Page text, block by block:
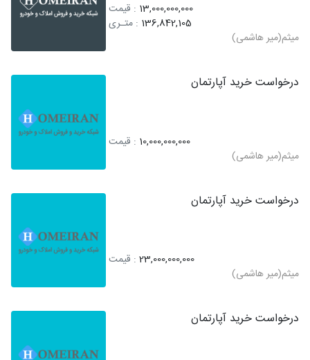
13,000,000,000 : قیمت
136,842,105 : متـری
میثم(میر هاشمی)
درخواست خرید آپارتمان
10,000,000,000 : قیمت
میثم(میر هاشمی)
درخواست خرید آپارتمان
23,000,000,000 : قیمت
میثم(میر هاشمی)
درخواست خرید آپارتمان